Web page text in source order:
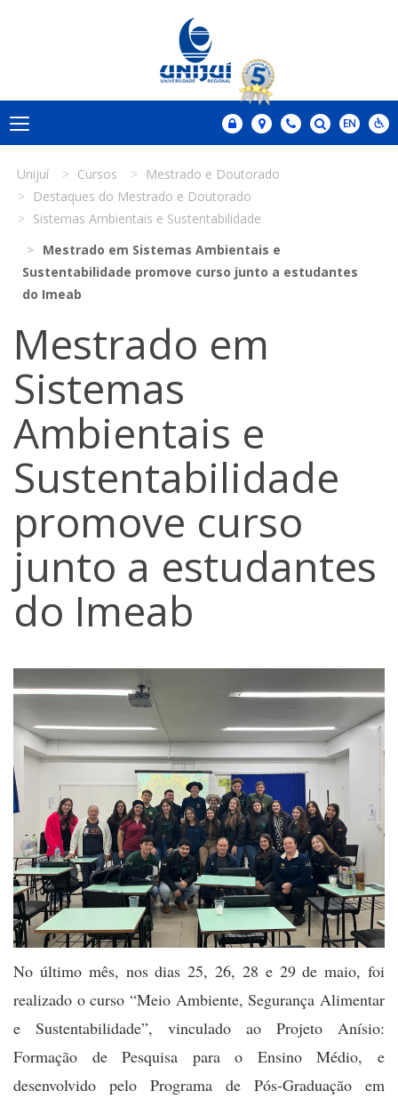
Unijuí Cursos
Mestrado e Doutorado
Destaques do Mestrado e Doutorado
Sistemas Ambientais e Sustentabilidade
Mestrado em Sistemas Ambientais e
Sustentabilidade promove curso junto a estudantes
do Imeab
Mestrado em
Sistemas
Ambientais e
Sustentabilidade
promove curso
junto a estudantes
do Imeab
No último mês, nos dias 25, 26, 28 e 29 de maio, foi
realizado o curso “Meio Ambiente, Segurança Alimentar
e Sustentabilidade”, vinculado ao Projeto Anísio:
Formação de Pesquisa para o Ensino Médio, e
desenvolvido pelo Programa de Pós-Graduação em